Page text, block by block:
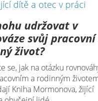
udržovat v
svůj
život?
se, jak na otázku
a rodinným
Kniha Mormonova, žijící